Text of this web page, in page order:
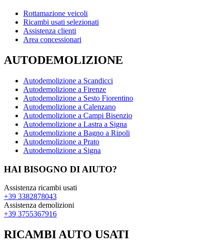
Rottamazione veicoli
Ricambi usati selezionati
Assistenza clienti
Area concessionari
AUTODEMOLIZIONE
Autodemolizione a Scandicci
Autodemolizione a Firenze
Autodemolizione a Sesto Fiorentino
Autodemolizione a Calenzano
Autodemolizione a Campi Bisenzio
Autodemolizione a Lastra a Signa
Autodemolizione a Bagno a Ripoli
Autodemolizione a Prato
Autodemolizione a Signa
HAI BISOGNO DI AIUTO?
Assistenza ricambi usati
+39 3382878043
Assistenza demolizioni
+39 3755367916
RICAMBI AUTO USATI